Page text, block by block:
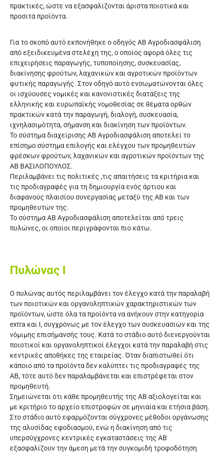
πρακτικές, ώστε να εξασφαλίζονται άριστα ποιοτικά και
προσιτά προϊόντα.
Για το σκοπό αυτό εκπονήθηκε ο οδηγός ΑΒ Αγροδιασφάλιση
από εξειδικευμένα στελέχη της, ο οποίος αφορά όλες τις
επιχειρήσεις παραγωγής, τυποποίησης, συσκευασίας,
διακίνησης φρούτων, λαχανικών και αγροτικών προϊόντων
φυτικής παραγωγής. Στον οδηγό αυτό ενσωματώνονται όλες
οι ισχύουσες νομικές και κανονιστικές διατάξεις της
ελληνικής και ευρωπαϊκής νομοθεσίας σε θέματα ορθών
πρακτικών κατά την παραγωγή, διαλογή, συσκευασία,
ιχνηλασιμότητα, σήμανση και διακίνηση των προϊόντων.
Το σύστημα διαχείρισης ΑΒ Αγροδιασφάλιση αποτελεί το
επίσημο σύστημα επιλογής και ελέγχου των προμηθευτών
φρέσκων φρούτων, λαχανικών και αγροτικών προϊόντων της
ΑΒ ΒΑΣΙΛΟΠΟΥΛΟΣ.
Περιλαμβάνει τις πολιτικές ,τις απαιτήσεις τα κριτήρια και
τις προδιαγραφές για τη δημιουργία ενός άρτιου και
διαφανούς πλαισίου συνεργασίας μεταξύ της ΑΒ και των
προμηθευτών της.
Το σύστημα ΑΒ Αγροδιασφάλιση αποτελείται από τρεις
πυλώνες, οι οποίοι περιγράφονται πιο κάτω.
Πυλώνας Ι
Ο πυλώνας αυτός περιλαμβάνει τον έλεγχο κατά την παραλαβή
των ποιοτικών και οργανοληπτικών χαρακτηριστικών των
προϊόντων, ώστε όλα τα προϊόντα να ανήκουν στην κατηγορία
extra και Ι, συγχρόνως με τον έλεγχο των συσκευασιών και της
νόμιμης επισήμανσής τους. Κατά το στάδιο αυτό διενεργούνται
ποιοτικοί και οργανοληπτικοί έλεγχοι κατά την παραλαβή στις
κεντρικές αποθήκες της εταιρείας. Όταν διαπιστωθεί ότι
κάποιο από τα προϊόντα δεν καλύπτει τις προδιαγραφές της
ΑΒ, τότε αυτό δεν παραλαμβάνεται και επιστρέφεται στον
προμηθευτή.
Σημειώνεται ότι κάθε προμηθευτής της ΑΒ αξιολογείται και
με κριτήριο το αρχείο επιστροφών σε μηνιαία και ετήσια βάση.
Στο στάδιο αυτό εφαρμόζονται σύγχρονες μέθοδοι οργάνωσης
της αλυσίδας εφοδιασμού, ενώ η διακίνηση από τις
υπερσύγχρονες κεντρικές εγκαταστάσεις της ΑΒ
εξασφαλίζουν την άμεση μετά την συγκομιδή τροφοδότηση